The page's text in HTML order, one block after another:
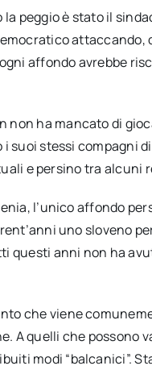
peggio è stato il
attaccando,
affondo avrebbe
ha mancato di
suoi stessi compagni
e persino tra alcuni
l’unico affondo
uno sloveno
questi anni non ha
che viene
A quelli che possono
modi “balcanici”.